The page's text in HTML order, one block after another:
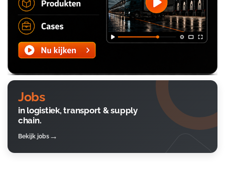
Jobs
in logistiek, transport & supply
chain.
Bekijk jobs